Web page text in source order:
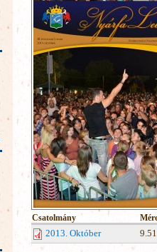
Csatolmány
2013. Október